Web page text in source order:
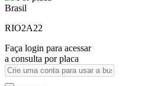
Brasil
RIO2A22
Faça login para acessar
a consulta por placa